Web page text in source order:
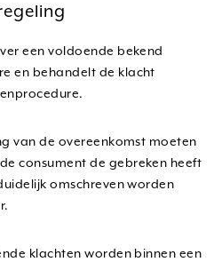
een voldoende bekend
en behandelt de klacht
van de overeenkomst moeten
consument de gebreken heeft
omschreven worden
klachten worden binnen een